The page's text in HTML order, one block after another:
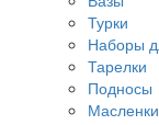
Турки
Наборы
Тарелки
Подносы
Масленки